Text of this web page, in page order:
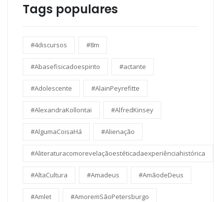
Tags populares
#4discursos #8m
#Abasefisicadoespirito #actante
#Adolescente #AlainPeyrefitte
#AlexandraKollontai #AlfredKinsey
#AlgumaCoisaHá #Alienação
#Aliteraturacomorevelaçãoestéticadaexperiênciahistórica
#AltaCultura #Amadeus #AmãodeDeus
#Amlet #AmoremSãoPetersburgo